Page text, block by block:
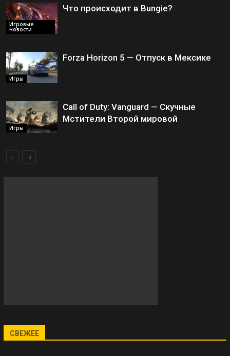
Игровые
новости
Что происходит в Bungie?
Игры
Forza Horizon 5 — Отпуск в Мексике
Игры
Call of Duty: Vanguard — Скучные
Мстители Второй мировой
СВЕЖЕЕ